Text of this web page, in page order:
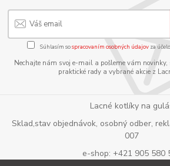
Súhlasím sospracovaním osobných údajov za
Nechajte nám svoj e-mail a pošleme vám novinky,
praktické rady a vybrané akcie z
Lacné kotlíky na
Sklad,stav objednávok, osobný odber,
007
e-shop: +421 905 580